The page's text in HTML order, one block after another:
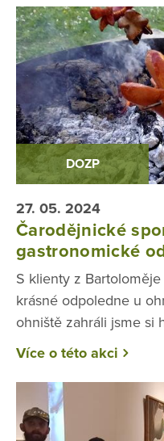
DOZP
27. 05. 2024
Čarodějnické
gastronomické
S klienty z
krásné odpoledne u
ohniště zahráli jsme si
Více o této akci